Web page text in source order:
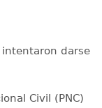
darse
Civil (PNC)